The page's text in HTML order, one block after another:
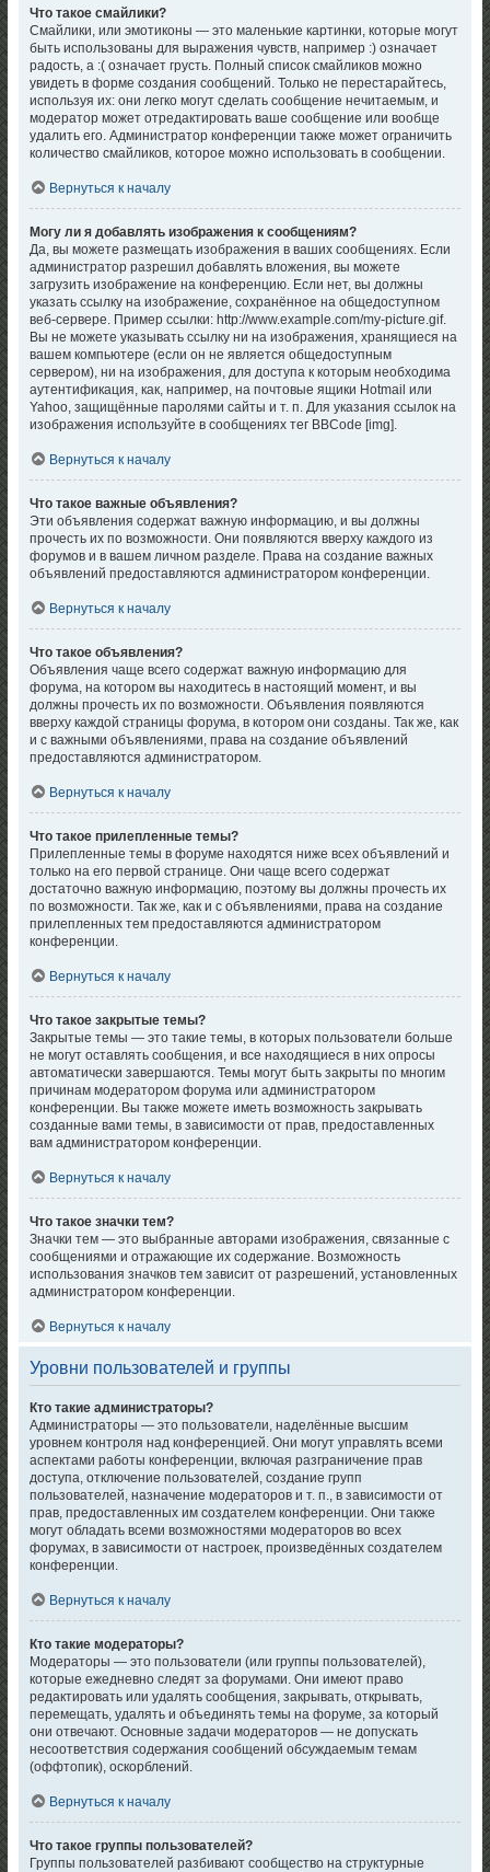
Что такое смайлики?
Смайлики, или эмотиконы — это маленькие картинки, которые могут
быть использованы для выражения чувств, например :) означает
радость, а :( означает грусть. Полный список смайликов можно
увидеть в форме создания сообщений. Только не перестарайтесь,
используя их: они легко могут сделать сообщение нечитаемым, и
модератор может отредактировать ваше сообщение или вообще
удалить его. Администратор конференции также может ограничить
количество смайликов, которое можно использовать в сообщении.
Вернуться к началу
Могу ли я добавлять изображения к сообщениям?
Да, вы можете размещать изображения в ваших сообщениях. Если
администратор разрешил добавлять вложения, вы можете
загрузить изображение на конференцию. Если нет, вы должны
указать ссылку на изображение, сохранённое на общедоступном
веб-сервере. Пример ссылки: http://www.example.com/my-picture.gif.
Вы не можете указывать ссылку ни на изображения, хранящиеся на
вашем компьютере (если он не является общедоступным
сервером), ни на изображения, для доступа к которым необходима
аутентификация, как, например, на почтовые ящики Hotmail или
Yahoo, защищённые паролями сайты и т. п. Для указания ссылок на
изображения используйте в сообщениях тег BBCode [img].
Вернуться к началу
Что такое важные объявления?
Эти объявления содержат важную информацию, и вы должны
прочесть их по возможности. Они появляются вверху каждого из
форумов и в вашем личном разделе. Права на создание важных
объявлений предоставляются администратором конференции.
Вернуться к началу
Что такое объявления?
Объявления чаще всего содержат важную информацию для
форума, на котором вы находитесь в настоящий момент, и вы
должны прочесть их по возможности. Объявления появляются
вверху каждой страницы форума, в котором они созданы. Так же, как
и с важными объявлениями, права на создание объявлений
предоставляются администратором.
Вернуться к началу
Что такое прилепленные темы?
Прилепленные темы в форуме находятся ниже всех объявлений и
только на его первой странице. Они чаще всего содержат
достаточно важную информацию, поэтому вы должны прочесть их
по возможности. Так же, как и с объявлениями, права на создание
прилепленных тем предоставляются администратором
конференции.
Вернуться к началу
Что такое закрытые темы?
Закрытые темы — это такие темы, в которых пользователи больше
не могут оставлять сообщения, и все находящиеся в них опросы
автоматически завершаются. Темы могут быть закрыты по многим
причинам модератором форума или администратором
конференции. Вы также можете иметь возможность закрывать
созданные вами темы, в зависимости от прав, предоставленных
вам администратором конференции.
Вернуться к началу
Что такое значки тем?
Значки тем — это выбранные авторами изображения, связанные с
сообщениями и отражающие их содержание. Возможность
использования значков тем зависит от разрешений, установленных
администратором конференции.
Вернуться к началу
Уровни пользователей и группы
Кто такие администраторы?
Администраторы — это пользователи, наделённые высшим
уровнем контроля над конференцией. Они могут управлять всеми
аспектами работы конференции, включая разграничение прав
доступа, отключение пользователей, создание групп
пользователей, назначение модераторов и т. п., в зависимости от
прав, предоставленных им создателем конференции. Они также
могут обладать всеми возможностями модераторов во всех
форумах, в зависимости от настроек, произведённых создателем
конференции.
Вернуться к началу
Кто такие модераторы?
Модераторы — это пользователи (или группы пользователей),
которые ежедневно следят за форумами. Они имеют право
редактировать или удалять сообщения, закрывать, открывать,
перемещать, удалять и объединять темы на форуме, за который
они отвечают. Основные задачи модераторов — не допускать
несоответствия содержания сообщений обсуждаемым темам
(оффтопик), оскорблений.
Вернуться к началу
Что такое группы пользователей?
Группы пользователей разбивают сообщество на структурные